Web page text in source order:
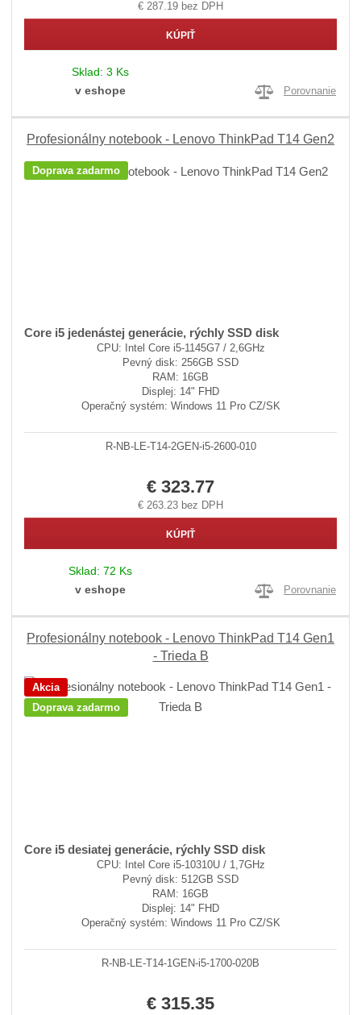
€ 287.19 bez DPH
KÚPIŤ
Sklad: 3 Ks
v eshope
Porovnanie
Profesionálny notebook - Lenovo ThinkPad T14 Gen2
Doprava zadarmo
Core i5 jedenástej generácie, rýchly SSD disk
CPU: Intel Core i5-1145G7 / 2,6GHz
Pevný disk: 256GB SSD
RAM: 16GB
Displej: 14" FHD
Operačný systém: Windows 11 Pro CZ/SK
R-NB-LE-T14-2GEN-i5-2600-010
€ 323.77
€ 263.23 bez DPH
KÚPIŤ
Sklad: 72 Ks
v eshope
Porovnanie
Profesionálny notebook - Lenovo ThinkPad T14 Gen1
- Trieda B
Akcia
Doprava zadarmo
Core i5 desiatej generácie, rýchly SSD disk
CPU: Intel Core i5-10310U / 1,7GHz
Pevný disk: 512GB SSD
RAM: 16GB
Displej: 14" FHD
Operačný systém: Windows 11 Pro CZ/SK
R-NB-LE-T14-1GEN-i5-1700-020B
€ 315.35